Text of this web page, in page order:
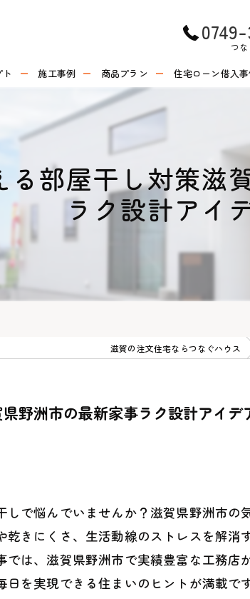
つな
施工事例 商品プラン 住宅ローン借入
る部屋干し対策滋
ラク設計アイ
滋賀の注文住宅ならつなぐハウス
野洲市の最新家事ラク設計アイデ
で悩んでいませんか？滋賀県野洲市
きにくさ、生活動線のストレスを解
は、滋賀県野洲市で実績豊富な工務
を実現できる住まいのヒントが満載です